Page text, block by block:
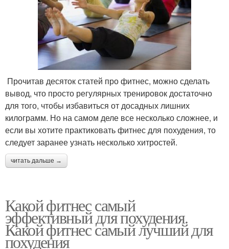
Прочитав десяток статей про фитнес, можно сделать
вывод, что просто регулярных тренировок достаточно
для того, чтобы избавиться от досадных лишних
килограмм. Но на самом деле все несколько сложнее, и
если вы хотите практиковать фитнес для похудения, то
следует заранее узнать несколько хитростей.
читать дальше →
Какой фитнес самый
эффективный для похудения.
Какой фитнес самый лучший для
похудения